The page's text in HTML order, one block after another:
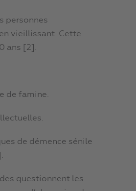
personnes
en vieillissant. Cette
ans [2].
de famine.
de démence sénile
questionnent les